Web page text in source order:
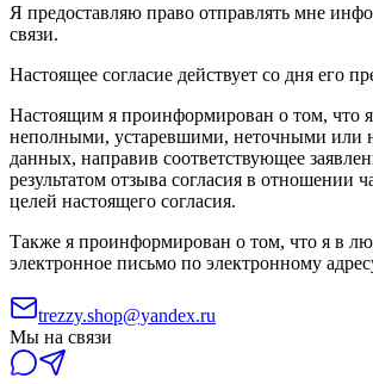
Я предоставляю право отправлять мне
связи.
Настоящее согласие действует со дня его
Настоящим я проинформирован о том, что
неполными, устаревшими, неточными или
данных, направив соответствующее
результатом отзыва согласия в
целей настоящего согласия.
Также я проинформирован о том, что я в
электронное письмо по электронному
trezzy.shop@yandex.ru
Мы на связи